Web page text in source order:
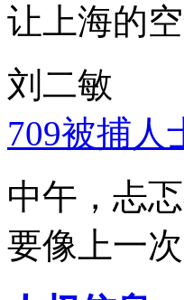
让上海的
刘二敏
709被捕人
中午，忐
要像上一